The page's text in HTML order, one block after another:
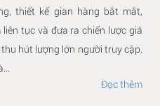
thiết kế gian hàng bắt mắt,
tục và đưa ra chiến lược giá
hút lượng lớn người truy cập.
Đọc thêm